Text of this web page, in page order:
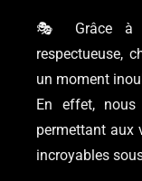
🎭 Grâce à
respectueuse,
un moment
En effet, nous
permettant aux
incroyables